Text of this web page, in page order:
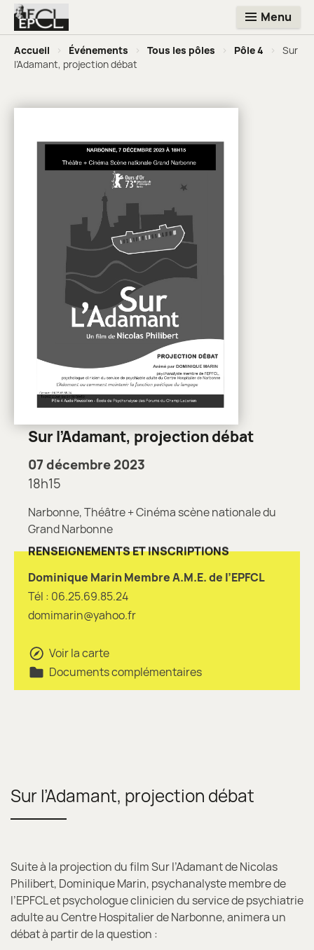
Menu
Accueil > Événements > Tous les pôles > Pôle 4 >
Sur
l’Adamant, projection débat
Sur l’Adamant, projection débat
07 décembre 2023
18h15
Narbonne, Théâtre + Cinéma scène nationale du
Grand Narbonne
RENSEIGNEMENTS ET INSCRIPTIONS
Dominique Marin Membre A.M.E. de l’EPFCL
Tél : 06.25.69.85.24
domimarin@yahoo.fr
Voir la carte
Documents complémentaires
Sur l’Adamant, projection débat
Suite à la projection du film Sur l’Adamant de Nicolas
Philibert, Dominique Marin, psychanalyste membre de
l’EPFCL et psychologue clinicien du service de psychiatrie
adulte au Centre Hospitalier de Narbonne, animera un
débat à partir de la question :